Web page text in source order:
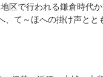
区で行われる鎌倉時代
て～ほへの掛け声とと